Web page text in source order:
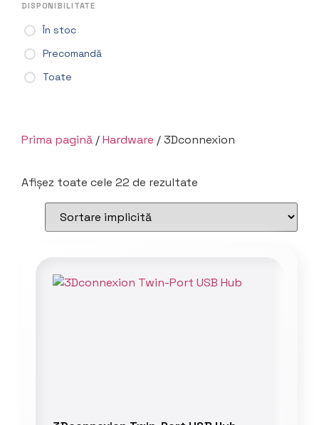
DISPONIBILITATE
În stoc
Precomandă
Toate
Prima pagină /Hardware / 3Dconnexion
Afișez toate cele 22 de rezultate